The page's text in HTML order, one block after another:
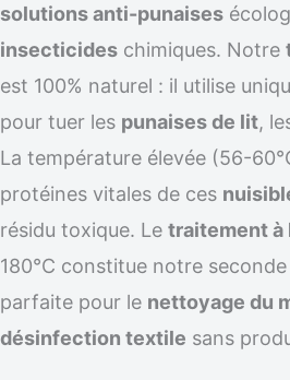
solutions anti-punaises
insecticides chimiques. Notre
est 100% naturel : il utilise
pour tuer les punaises de lit,
La température élevée (56-
protéines vitales de ces
résidu toxique. Le traitement à
180°C constitue notre
parfaite pour le nettoyage du
désinfection textile sans